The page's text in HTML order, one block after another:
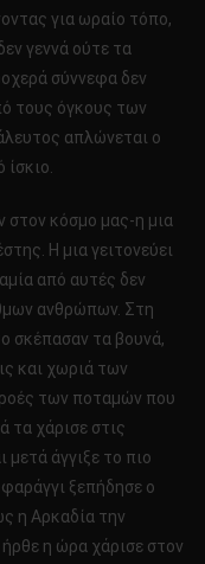
για ωραίο τόπο,
γεννά ούτε τα
σύννεφα δεν
τους όγκους των
απλώνεται ο
στον κόσμο μας-η μια
Η μια γειτονεύει
από αυτές δεν
ανθρώπων. Στη
σκέπασαν τα βουνά,
και χωριά των
των ποταμών που
τα χάρισε στις
άγγιξε το πιο
ξεπήδησε ο
η Αρκαδία την
η ώρα χάρισε στον